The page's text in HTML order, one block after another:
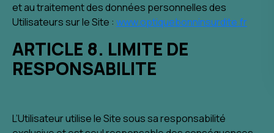
et au traitement des données personnelles des
Utilisateurs sur le Site : www.optiquebonninsurdite.fr
ARTICLE 8. LIMITE DE
RESPONSABILITE
L’Utilisateur utilise le Site sous sa responsabilité